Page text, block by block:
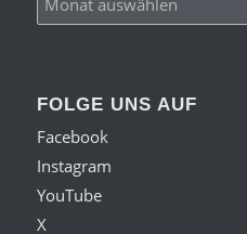
FOLGE UNS AUF
Facebook
Instagram
YouTube
X